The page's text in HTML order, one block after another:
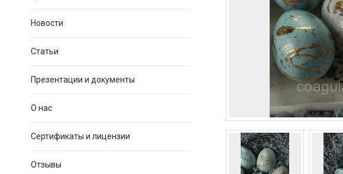
Новости
Статьи
Презентации и документы
О нас
Сертификаты и лицензии
Отзывы